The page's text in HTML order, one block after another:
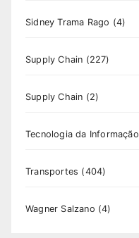
Sidney Trama Rago (4)
Supply Chain (227)
Supply Chain (2)
Tecnologia da Informação
Transportes (404)
Wagner Salzano (4)